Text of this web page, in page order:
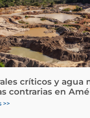
críticos y agua
contrarias en
>>